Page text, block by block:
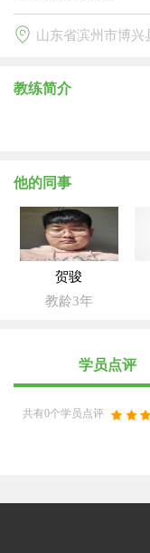
教练简介
他的同事
贺骏
教龄3年
学员点评
共有0个学员点评